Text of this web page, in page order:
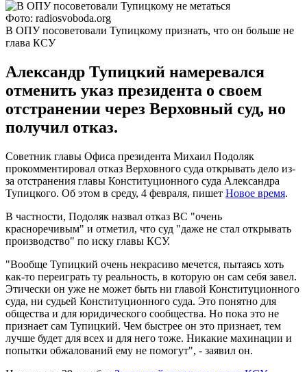
Фото: radiosvoboda.org
В ОПУ посоветовали Тупицкому признать, что он больше не
глава КСУ
Александр Тупицкий намеревался
отменить указ президента о своем
отстранении через Верховный суд, но
получил отказ.
Советник главы Офиса президента Михаил Подоляк
прокомментировал отказ Верховного суда открывать дело из-
за отстранения главы Конституционного суда Александра
Тупицкого. Об этом в среду, 4 февраля, пишет Новое время.
В частности, Подоляк назвал отказ ВС "очень
красноречивым" и отметил, что суд "даже не стал открывать
производство" по иску главы КСУ.
"Вообще Тупицкий очень некрасиво мечется, пытаясь хоть
как-то переиграть ту реальность, в которую он сам себя завел.
Этически он уже не может быть ни главой Конституционного
суда, ни судьей Конституционного суда. Это понятно для
общества и для юридического сообщества. Но пока это не
признает сам Тупицкий. Чем быстрее он это признает, тем
лучше будет для всех и для него тоже. Никакие махинации и
попытки обжалований ему не помогут", - заявил он.